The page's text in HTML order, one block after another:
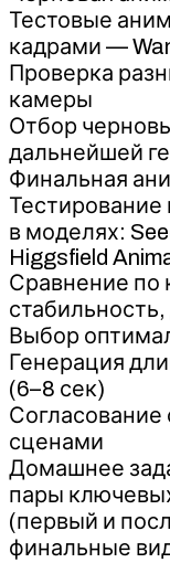
Тестовые
кадрами —
Проверка
камеры
Отбор
дальнейшей
Финальная
Тестирование
в моделях:
Higgsfield
Сравнение по
Выбор
Генерация
(6–8 сек)
сценами
Домашнее
пары
(первый и
финальные